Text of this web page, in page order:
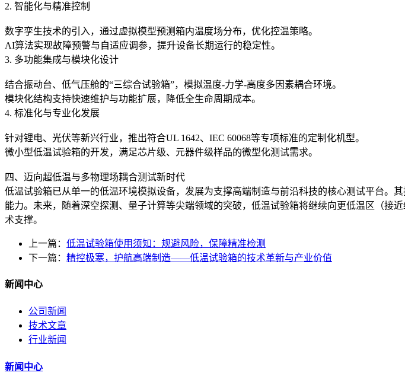
2. 智能化与精准控制
数字孪生技术的引入，通过虚拟模型预测箱内温度场分布，优化控温策略。
AI算法实现故障预警与自适应调参，提升设备长期运行的稳定性。
3. 多功能集成与模块化设计
结合振动台、低气压舱的“三综合试验箱”，模拟温度-力学-高度多因素耦合环境。
模块化结构支持快速维护与功能扩展，降低全生命周期成本。
4. 标准化与专业化发展
针对锂电、光伏等新兴行业，推出符合UL 1642、IEC 60068等专项标准的定制化机型。
微小型低温试验箱的开发，满足芯片级、元器件级样品的微型化测试需求。
四、迈向超低温与多物理场耦合测试新时代
低温试验箱已从单一的低温环境模拟设备，发展为支撑高端制造与前沿科技的核心测试平台。
能力。未来，随着深空探测、量子计算等尖端领域的突破，低温试验箱将继续向更低温区（接
术支撑。
上一篇： 低温试验箱使用须知：规避风险，保障精准检测
下一篇： 精控极寒，护航高端制造——低温试验箱的技术革新与产业价值
新闻中心
公司新闻
技术文章
行业新闻
新闻中心